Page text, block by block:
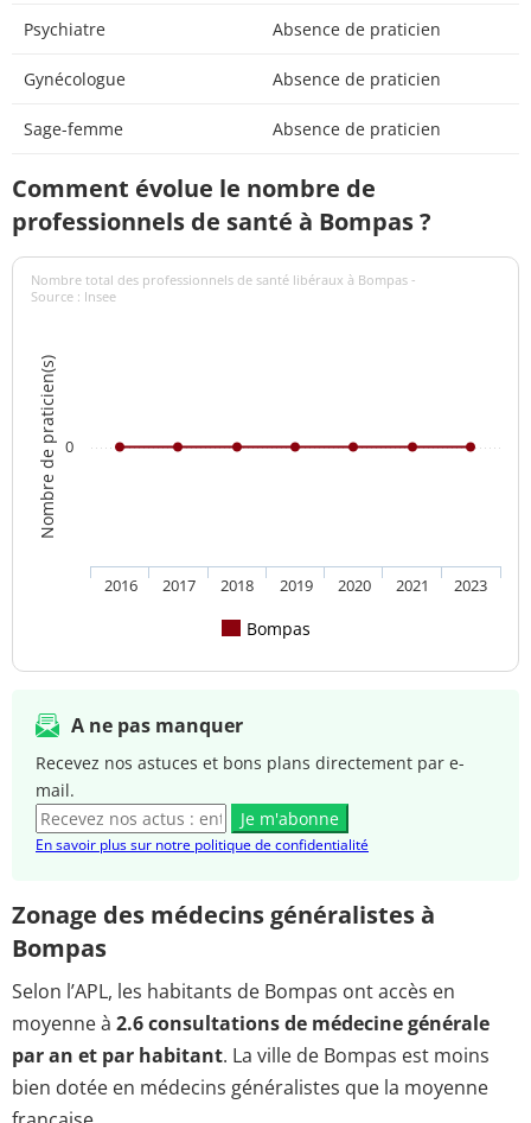
Psychiatre Absence de praticien
Gynécologue Absence de praticien
Sage-femme Absence de praticien
Comment évolue le nombre de
professionnels de santé à Bompas ?
Nombre de praticien(s)
Nombre total des professionnels de santé libéraux à Bompas -
Source : Insee
Bompas
2016 2017 2018 2019 2020 2021 2023
0
A ne pas manquer
Recevez nos astuces et bons plans directement par e-
mail.
Je m'abonne
En savoir plus sur notre politique de confidentialité
Zonage des médecins généralistes à
Bompas
Selon l’APL, les habitants de Bompas ont accès en
moyenne à 2.6 consultations de médecine générale
par an et par habitant. La ville de Bompas est moins
bien dotée en médecins généralistes que la moyenne